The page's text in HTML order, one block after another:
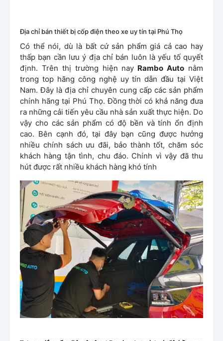
Địa chỉ bán thiết bị cốp điện theo xe uy tín tại Phú Thọ
Có thể nói, dù là bất cứ sản phẩm giá cả cao hay
thấp bạn cần lưu ý địa chỉ bán luôn là yếu tố quyết
định. Trên thị trường hiện nay Rambo Auto nằm
trong top hãng công nghệ uy tín dẫn đầu tại Việt
Nam. Đây là địa chỉ chuyên cung cấp các sản phẩm
chính hãng tại Phú Thọ. Đồng thời có khả năng đưa
ra những cải tiến yêu cầu nhà sản xuất thực hiện. Do
vậy cho các sản phẩm có độ bền và tính ổn định
cao. Bên cạnh đó, tại đây bạn cũng được hưởng
nhiều chính sách ưu đãi, bảo thành tốt, chăm sóc
khách hàng tận tình, chu đáo. Chính vì vậy đã thu
hút được rất nhiều khách hàng khó tính